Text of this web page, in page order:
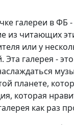
галереи в
из читающих
или у
Эта галерея -
планете,
которая
как раз